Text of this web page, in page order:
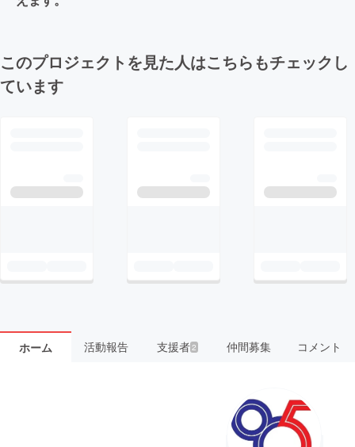
このプロジェクトを見た人はこちらもチェックし
ています
ホーム 活動報告 支援者 2 仲間募集 コメント